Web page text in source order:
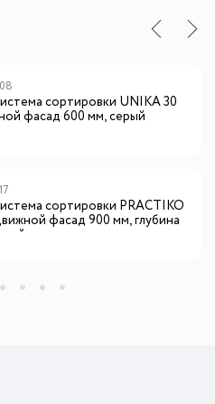
сортировки UNIKA 30
фасад 600 мм, серый
сортировки PRACTIKO
фасад 900 мм, глубина